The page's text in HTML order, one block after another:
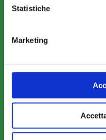
Statistiche
Marketing
COME ADERIRE
Modalità di adesione
Mobilità e Portabilità